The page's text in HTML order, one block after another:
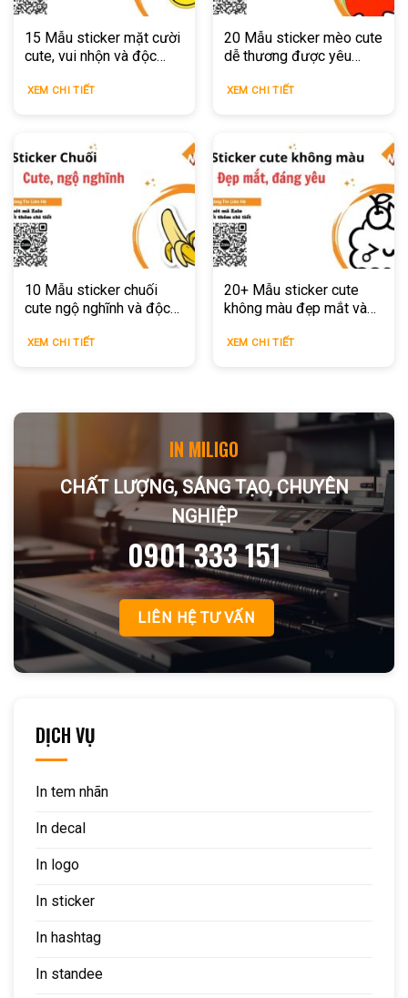
15 Mẫu sticker mặt cười
cute, vui nhộn và độc
XEM CHI TIẾT
20 Mẫu sticker mèo cute
dễ thương được yêu
XEM CHI TIẾT
10 Mẫu sticker chuối
cute ngộ nghĩnh và độc
XEM CHI TIẾT
20+ Mẫu sticker cute
không màu đẹp mắt và
XEM CHI TIẾT
IN MILIGO
CHẤT LƯỢNG, SÁNG TẠO, CHUYÊN
NGHIỆP
0901 333 151
LIÊN HỆ TƯ VẤN
DỊCH VỤ
In tem nhãn
In decal
In logo
In sticker
In hashtag
In standee